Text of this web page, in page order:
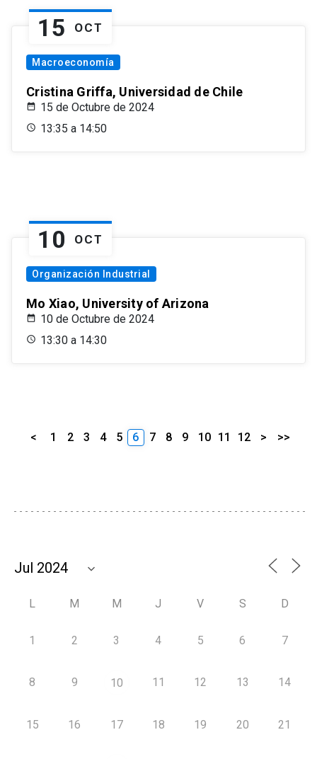
15 OCT
Macroeconomía
Cristina Griffa, Universidad de Chile
15 de Octubre de 2024
13:35 a 14:50
10 OCT
Organización Industrial
Mo Xiao, University of Arizona
10 de Octubre de 2024
13:30 a 14:30
< 1 2 3 4 5 6 7 8 9 10 11 12 > >>
L M M J V S D
1 2 3 4 5 6 7
8 9 10 11 12 13 14
15 16 17 18 19 20 21